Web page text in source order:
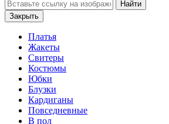
Закрыть
Платья
Жакеты
Свитеры
Костюмы
Юбки
Блузки
Кардиганы
Повседневные
В пол